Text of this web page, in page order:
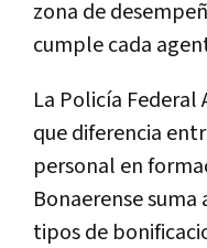
zona de
cumple cada
La Policía Federal
que diferencia
personal en
Bonaerense suma
tipos de